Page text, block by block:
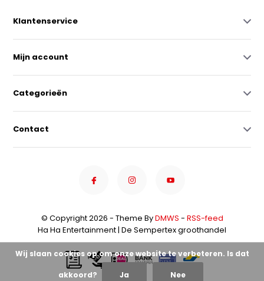
Klantenservice
Mijn account
Categorieën
Contact
© Copyright 2026 - Theme ByDMWS - RSS-feed
Ha Ha Entertainment | De Sempertex groothandel
Wij slaan cookies op om onze website te verbeteren. Is dat
akkoord? Ja Nee